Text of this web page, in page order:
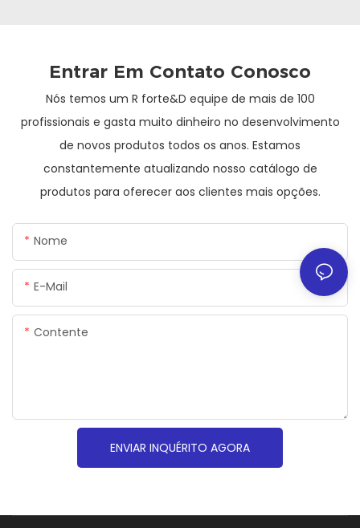
Entrar Em Contato Conosco
Nós temos um R forte&D equipe de mais de 100
profissionais e gasta muito dinheiro no desenvolvimento
de novos produtos todos os anos. Estamos
constantemente atualizando nosso catálogo de
produtos para oferecer aos clientes mais opções.
Nome
E-Mail
Contente
ENVIAR INQUÉRITO AGORA